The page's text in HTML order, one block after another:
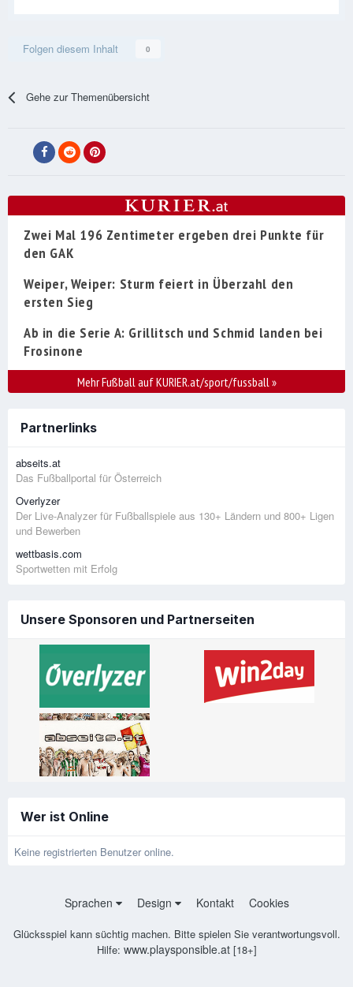
Folgen diesem Inhalt 0
Gehe zur Themenübersicht
Zwei Mal 196 Zentimeter ergeben drei Punkte für
den GAK
Weiper, Weiper: Sturm feiert in Überzahl den
ersten Sieg
Ab in die Serie A: Grillitsch und Schmid landen bei
Frosinone
Mehr Fußball auf KURIER.at/sport/fussball»
Partnerlinks
abseits.at
Das Fußballportal für Österreich
Overlyzer
Der Live-Analyzer für Fußballspiele aus 130+ Ländern und 800+ Ligen
und Bewerben
wettbasis.com
Sportwetten mit Erfolg
Unsere Sponsoren und Partnerseiten
Wer ist Online
Keine registrierten Benutzer online.
Sprachen Design Kontakt Cookies
Glücksspiel kann süchtig machen. Bitte spielen Sie verantwortungsvoll.
Hilfe: www.playsponsible.at[18+]